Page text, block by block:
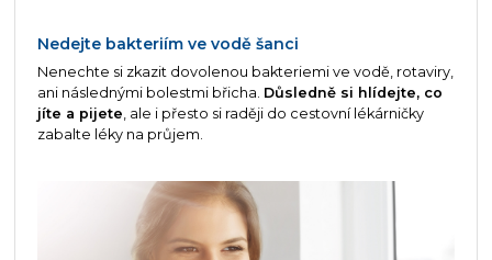
Nedejte bakteriím ve vodě šanci
Nenechte si zkazit dovolenou bakteriemi ve vodě, rotaviry,
ani následnými bolestmi břicha. Důsledně si hlídejte, co
jíte a pijete , ale i přesto si raději do cestovní lékárničky
zabalte léky na průjem.